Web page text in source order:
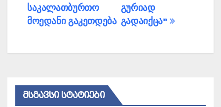
გურიად
გადაიქცა“
საკალათბურთო
მოედანი გაკეთდება
ᲛᲡᲒᲐᲕᲡᲘ ᲡᲢᲐᲢᲘᲔᲑᲘ